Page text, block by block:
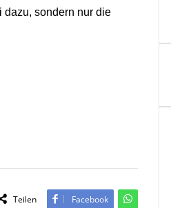
dazu, sondern nur die
Teilen Facebook